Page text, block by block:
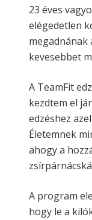
23 éves
elégedetlen
megadnának
kevesebbet
A TeamFit
kezdtem el
edzéshez
Életemnek
ahogy a
A program
hogy le a